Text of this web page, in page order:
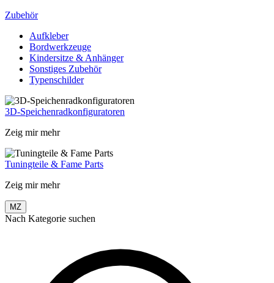
Zubehör
Aufkleber
Bordwerkzeuge
Kindersitze & Anhänger
Sonstiges Zubehör
Typenschilder
3D-Speichenradkonfiguratoren
Zeig mir mehr
Tuningteile & Fame Parts
Zeig mir mehr
MZ
Nach Kategorie suchen